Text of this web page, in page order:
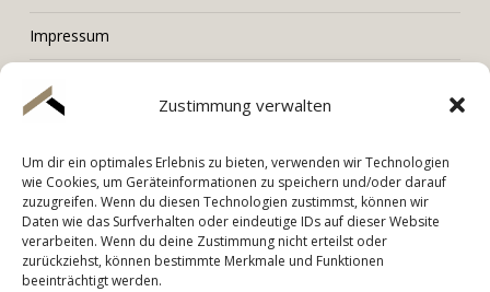
Zustimmung verwalten
Um dir ein optimales Erlebnis zu bieten, verwenden wir Technologien
wie Cookies, um Geräteinformationen zu speichern und/oder darauf
zuzugreifen. Wenn du diesen Technologien zustimmst, können wir
Daten wie das Surfverhalten oder eindeutige IDs auf dieser Website
verarbeiten. Wenn du deine Zustimmung nicht erteilst oder
zurückziehst, können bestimmte Merkmale und Funktionen
beeinträchtigt werden.
Impressum
Datenschutz
LORENZ Immobilien
Tel. +436603006001
Mail. hello@immobilien-lorenz.at